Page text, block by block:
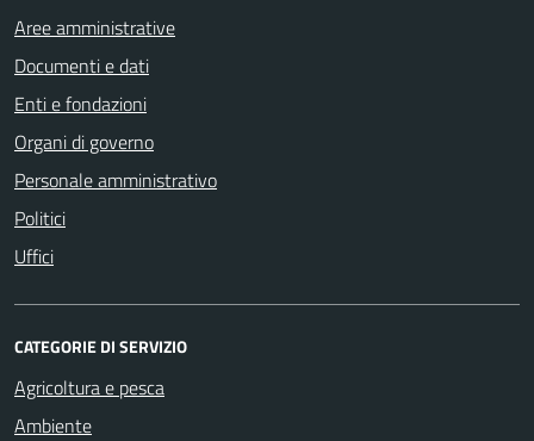
Aree amministrative
Documenti e dati
Enti e fondazioni
Organi di governo
Personale amministrativo
Politici
Uffici
CATEGORIE DI SERVIZIO
Agricoltura e pesca
Ambiente